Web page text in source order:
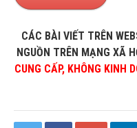
CÁC BÀI VIẾT TRÊN
NGUỒN TRÊN MẠNG XÃ
CUNG CẤP, KHÔNG KINH